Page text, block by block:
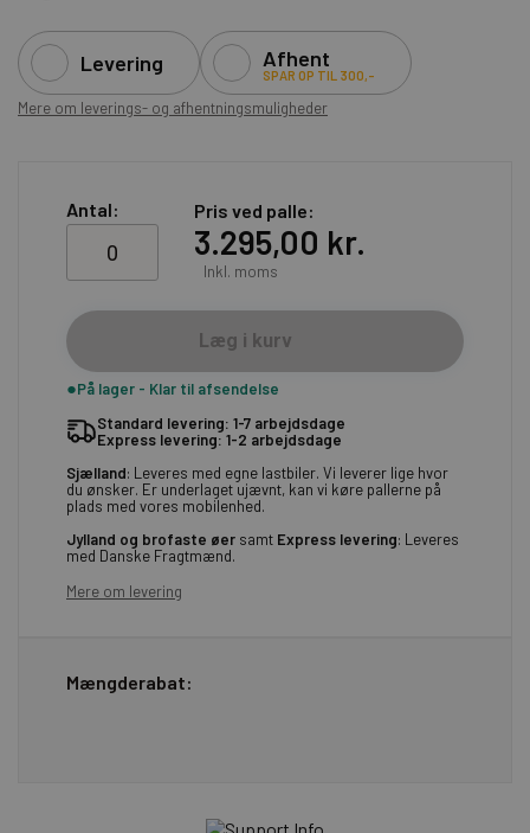
Levering Afhent
SPAR OP TIL 300,-
Mere om leverings- og afhentningsmuligheder
Antal: Pris ved palle
3.295,00 kr.
Inkl. moms
Læg i kurv
På lager - Klar til afsendelse
Standard levering: 1-7 arbejdsdage
Express levering: 1-2 arbejdsdage
Sjælland: Leveres med egne lastbiler. Vi leverer lige hvor
du ønsker. Er underlaget ujævnt, kan vi køre pallerne på
plads med vores mobilenhed.
Jylland og brofaste øer samt Express levering: Leveres
med Danske Fragtmænd.
Mere om levering
Mængderabat: